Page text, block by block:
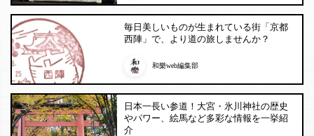
毎日美しいものが生まれている街「京都
西陣」で、より道の旅しませんか？
和樂web編集部
日本一長い参道！大宮・氷川神社の歴史
やパワー、絵馬など多彩な情報を一挙紹
介